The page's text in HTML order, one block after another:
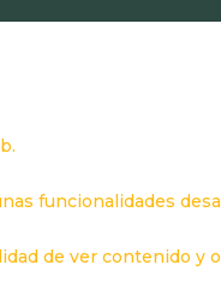
funcionalidades
de ver contenido y